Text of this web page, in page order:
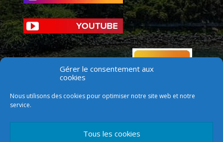
Gérer le consentement aux
cookies
Nous utilisons des cookies pour optimiser notre site web et notre
service.
Tous les cookies